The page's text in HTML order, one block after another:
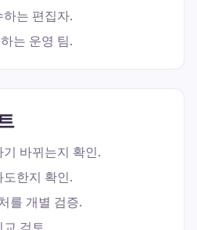
는 편집자.
는 운영 팀.
바뀌는지 확인.
한지 확인.
를 개별 검증.